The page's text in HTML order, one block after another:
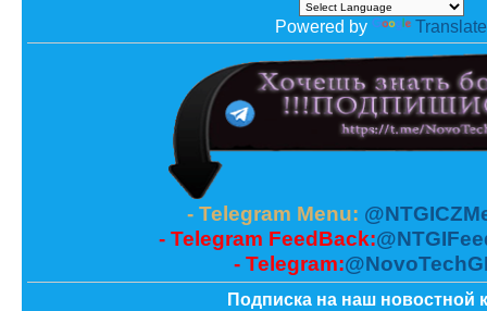
Powered by Translate
- Telegram Menu:
- Telegram FeedBack:
- Telegram:
Подписка на наш новостной